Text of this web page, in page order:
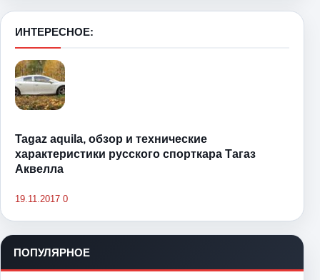
ИНТЕРЕСНОЕ:
Tagaz aquila, обзор и технические
характеристики русского спорткара Тагаз
Аквелла
19.11.2017 0
ПОПУЛЯРНОЕ